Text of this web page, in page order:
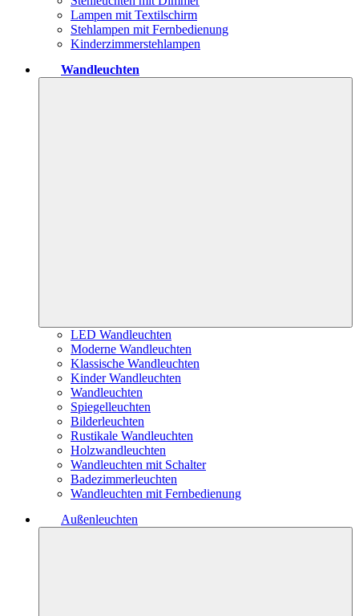
Lampen mit Textilschirm
Stehlampen mit Fernbedienung
Kinderzimmerstehlampen
Wandleuchten
LED Wandleuchten
Moderne Wandleuchten
Klassische Wandleuchten
Kinder Wandleuchten
Wandleuchten
Spiegelleuchten
Bilderleuchten
Rustikale Wandleuchten
Holzwandleuchten
Wandleuchten mit Schalter
Badezimmerleuchten
Wandleuchten mit Fernbedienung
Außenleuchten